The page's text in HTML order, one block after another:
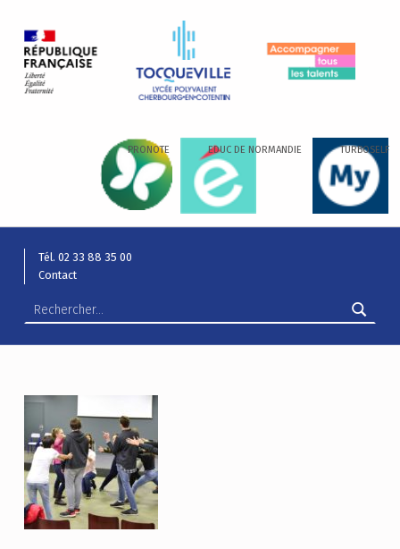
PRONOTE EDUC DE NORMANDIE TURBOSELF
Tél. 02 33 88 35 00
Contact